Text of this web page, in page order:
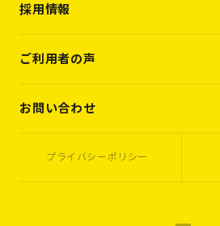
PRESS RELEASE
VOICES
CASES
採用情報
ご利用者の声
お問い合わせ
プライバシーポリシー